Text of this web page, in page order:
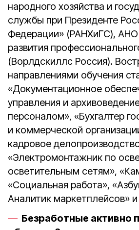
народного хозяйства и
службы при Президенте
Федерации» (РАНХиГС), АНО
развития
(Ворлдскиллс Россия).
направлениями обучения
«Документационное
управления и
персоналом», «Бухгалтер
и коммерческой
кадровое
«Электромонтажник по
осветительным сетям»,
«Социальная работа»,
Аналитик маркетплейсов» и
Безработные активно